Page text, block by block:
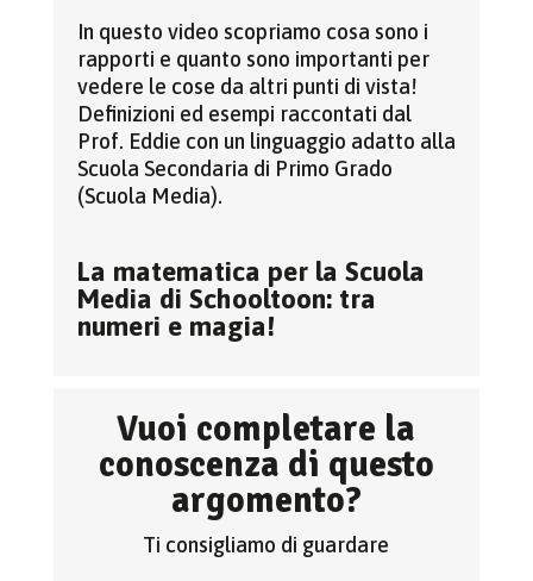
In questo video scopriamo cosa sono i
rapporti e quanto sono importanti per
vedere le cose da altri punti di vista!
Definizioni ed esempi raccontati dal
Prof. Eddie con un linguaggio adatto alla
Scuola Secondaria di Primo Grado
(Scuola Media).
La matematica per la Scuola
Media di Schooltoon: tra
numeri e magia!
Vuoi completare la
conoscenza di questo
argomento?
Ti consigliamo di guardare